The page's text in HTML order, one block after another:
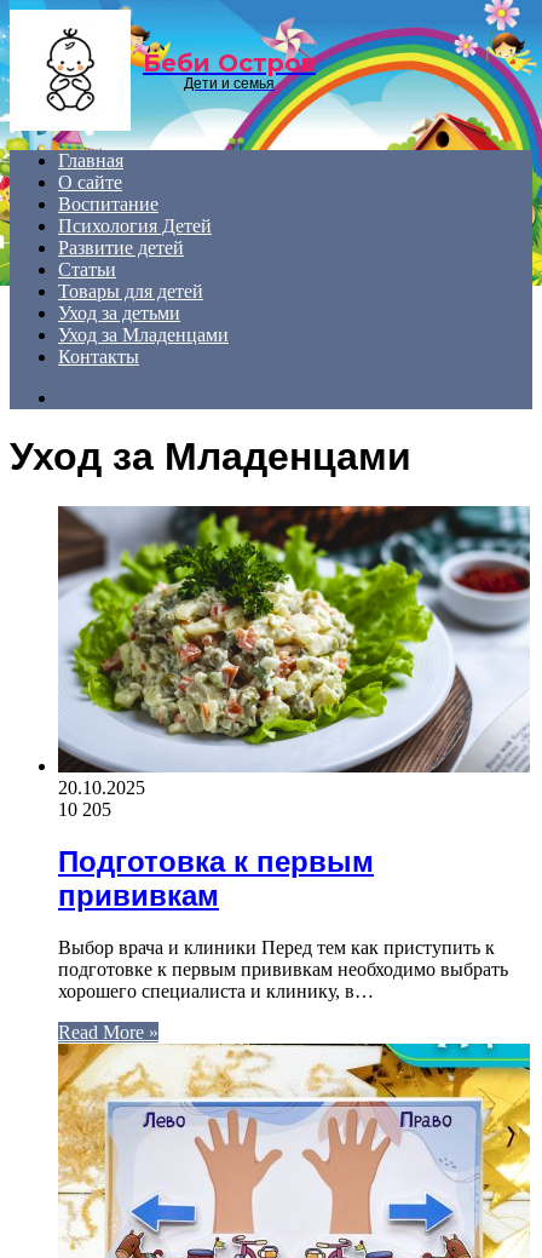
Menu
Беби Остров
Дети и семья
Главная
О сайте
Воспитание
Психология Детей
Развитие детей
Статьи
Товары для детей
Уход за детьми
Уход за Младенцами
Контакты
Уход за Младенцами
20.10.2025
10 205
Подготовка к первым
прививкам
Выбор врача и клиники Перед тем как приступить к
подготовке к первым прививкам необходимо выбрать
хорошего специалиста и клинику, в…
Read More »